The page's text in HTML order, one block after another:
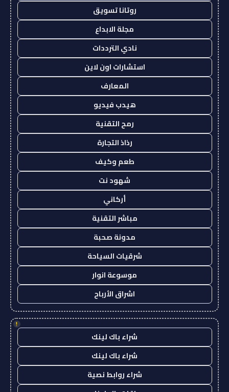
روتانا تسويق
مجلة الابداع
نادي الترددات
استشارات اون لاين
المعارف
هيدب فيديو
رمح التقنية
رذاذ التجارة
طعم وكيف
شهود نت
أركاني
مباشر التقنية
مدونة صحبة
شرقيات السياحة
موسوعة انوار
اشراق الأرباح
!
شراء باك لينك
شراء باك لينك
شراء روابط نصية